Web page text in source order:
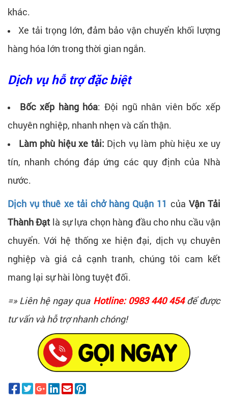
khác.
Xe tải trọng lớn, đảm bảo vận chuyển khối lượng
hàng hóa lớn trong thời gian ngắn.
Dịch vụ hỗ trợ đặc biệt
Bốc xếp hàng hóa: Đội ngũ nhân viên bốc xếp
chuyên nghiệp, nhanh nhẹn và cẩn thận.
Làm phù hiệu xe tải: Dịch vụ làm phù hiệu xe uy
tín, nhanh chóng đáp ứng các quy định của Nhà
nước.
Dịch vụ thuê xe tải chở hàng Quận 11 của Vận Tải
Thành Đạt là sự lựa chọn hàng đầu cho nhu cầu vận
chuyển. Với hệ thống xe hiện đại, dịch vụ chuyên
nghiệp và giá cả cạnh tranh, chúng tôi cam kết
mang lại sự hài lòng tuyệt đối.
=» Liên hệ ngay qua Hotline: 0983 440 454để được
tư vấn và hỗ trợ nhanh chóng!